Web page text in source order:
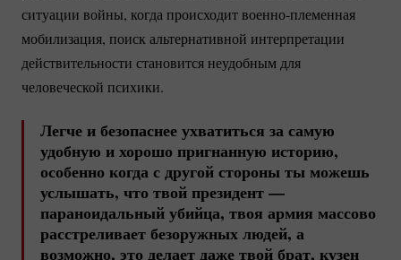
ситуации войны, когда происходитвоенно-племенная
мобилизация, поиск альтернативной интерпретации
действительности становится неудобным для
человеческой психики.
Легче и безопаснее ухватиться за самую
удобную и хорошо пригнанную историю,
особенно когда с другой стороны ты можешь
услышать, что твой президент —
параноидальный убийца, твоя армия массово
расстреливает безоружных людей, а
возможно, это делает даже твой брат, кузен